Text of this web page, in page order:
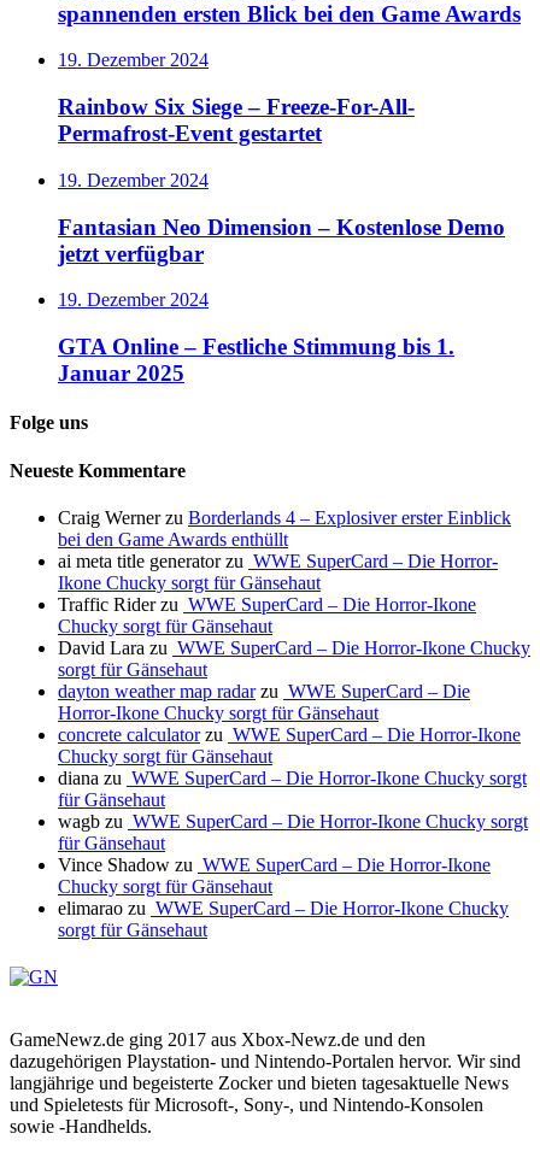
spannenden ersten Blick bei den Game Awards
19. Dezember 2024
Rainbow Six Siege – Freeze-For-All-
Permafrost-Event gestartet
19. Dezember 2024
Fantasian Neo Dimension – Kostenlose Demo
jetzt verfügbar
19. Dezember 2024
GTA Online – Festliche Stimmung bis 1.
Januar 2025
Folge uns
Neueste Kommentare
Craig Wernerzu Borderlands 4 – Explosiver erster Einblick
bei den Game Awards enthüllt
ai meta title generatorzu WWE SuperCard – Die Horror-
Ikone Chucky sorgt für Gänsehaut
Traffic Riderzu WWE SuperCard – Die Horror-Ikone
Chucky sorgt für Gänsehaut
David Lara zu WWE SuperCard – Die Horror-Ikone Chucky
sorgt für Gänsehaut
dayton weather map radarzu WWE SuperCard – Die
Horror-Ikone Chucky sorgt für Gänsehaut
concrete calculatorzu WWE SuperCard – Die Horror-Ikone
Chucky sorgt für Gänsehaut
diana zu WWE SuperCard – Die Horror-Ikone Chucky sorgt
für Gänsehaut
wagb zu WWE SuperCard – Die Horror-Ikone Chucky sorgt
für Gänsehaut
Vince Shadow zu WWE SuperCard – Die Horror-Ikone
Chucky sorgt für Gänsehaut
elimarao zu WWE SuperCard – Die Horror-Ikone Chucky
sorgt für Gänsehaut
GameNewz.de ging 2017 aus Xbox-Newz.de und den
dazugehörigen Playstation- und Nintendo-Portalen hervor. Wir sind
langjährige und begeisterte Zocker und bieten tagesaktuelle News
und Spieletests für Microsoft-, Sony-, und Nintendo-Konsolen
sowie -Handhelds.